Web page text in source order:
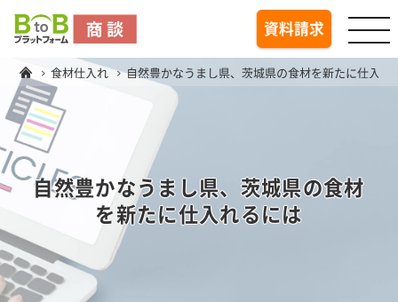
資料請求
食材仕入れ 自然豊かなうまし県、茨城県の食材を新たに仕入れ
自然豊かなうまし県、茨城県の食材
を新たに仕入れるには